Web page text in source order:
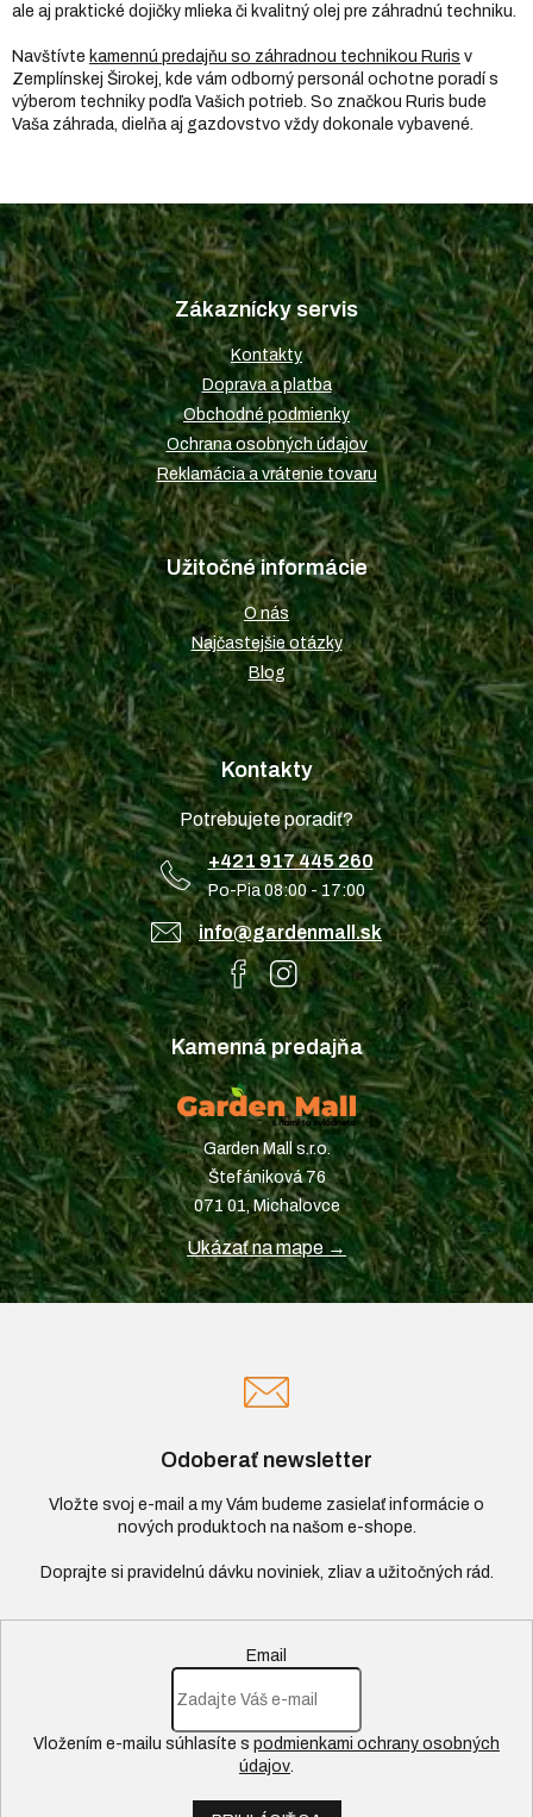
ale aj praktické dojičky mlieka či kvalitný olej pre záhradnú techniku.
Navštívte kamennú predajňu so záhradnou technikou Ruris v
Zemplínskej Širokej, kde vám odborný personál ochotne poradí s
výberom techniky podľa Vašich potrieb. So značkou Ruris bude
Vaša záhrada, dielňa aj gazdovstvo vždy dokonale vybavené.
Z
á
p
ä
t
i
e
Zákaznícky servis
Kontakty
Doprava a platba
Obchodné podmienky
Ochrana osobných údajov
Reklamácia a vrátenie tovaru
Užitočné informácie
O nás
Najčastejšie otázky
Blog
Kontakty
Potrebujete poradiť?
+421 917 445 260
Po-Pia 08:00 - 17:00
info@gardenmall.sk
Kamenná predajňa
Garden Mall s.r.o.
Štefániková 76
071 01, Michalovce
Ukázať na mape →
Odoberať newsletter
Vložte svoj e-mail a my Vám budeme zasielať informácie o
nových produktoch na našom e-shope.
Email
Vložením e-mailu súhlasíte s podmienkami ochrany osobných
údajov.